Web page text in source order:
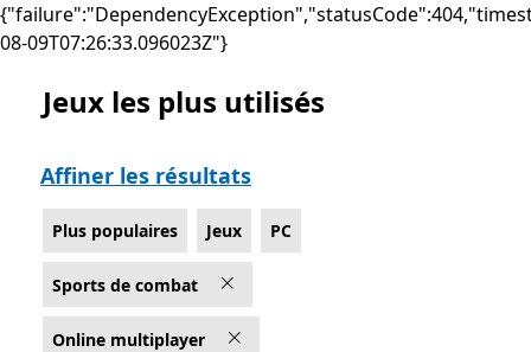
08-09T07:26:33.096023Z"}
Liste Microsoft.com
Jeux les plus utilisés
Affiner les résultats
Plus populaires Jeux PC
Sports de combat
Online multiplayer